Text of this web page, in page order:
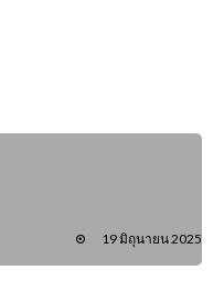
19 มิถุนายน 2025